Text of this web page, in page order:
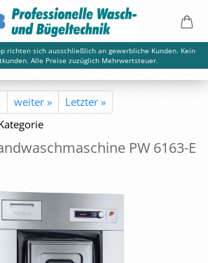
richten sich ausschließlich an gewerbliche Kunden. Kein
Alle Preise zuzüglich Mehrwertsteuer.
weiter »
Letzter »
PW 6163-​E